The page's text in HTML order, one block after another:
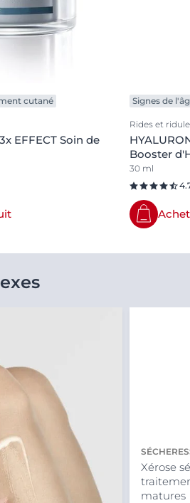
cutané
EFFECT Soin de
Signes de
Rides et
Booster
30 ml
Xérose
matures